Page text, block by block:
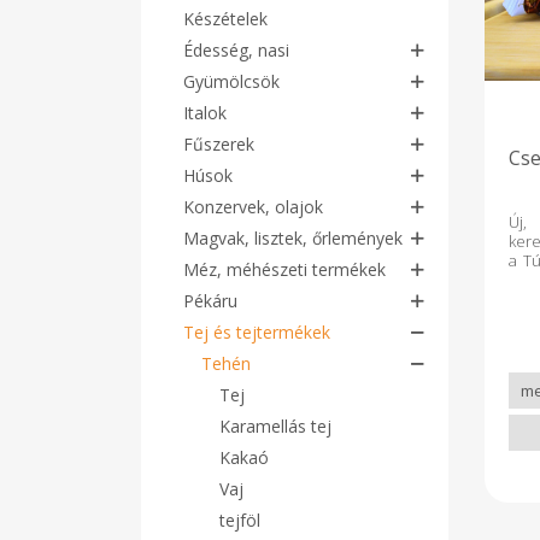
Készételek
Édesség, nasi
Gyümölcsök
Italok
Fűszerek
Húsok
Konzervek, olajok
Magvak, lisztek, őrlemények
Méz, méhészeti termékek
Pékáru
Tej és tejtermékek
Tehén
Tej
Karamellás tej
Kakaó
Vaj
tejföl
Új,
a